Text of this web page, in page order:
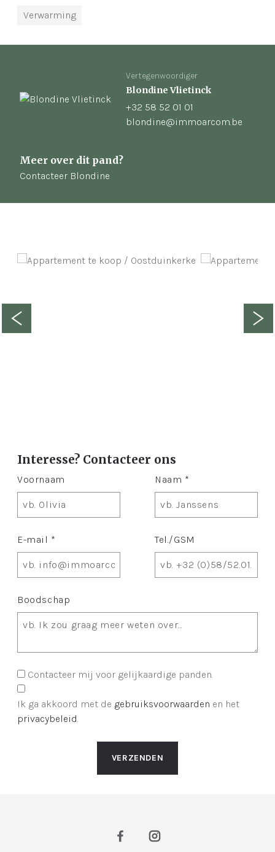
Verwarming
Vertegenwoordiger
Blondine Vlietinck
+32 58 52 01 01
blondine@immoarcom.be
Meer over dit pand?
Contacteer Blondine
Interesse? Contacteer ons
Voornaam Naam *
E-mail * Tel./GSM
Boodschap
Contacteer mij voor gelijkaardige panden.
Ik ga akkoord met de gebruiksvoorwaarden en het
privacybeleid.
VERZENDEN